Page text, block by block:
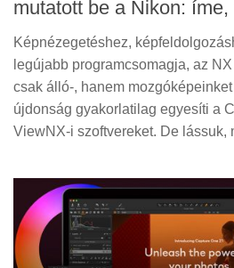
mutatott be a Nikon:
Képnézegetéshez,
legújabb programcsomagja, az
csak álló-, hanem
újdonság gyakorlatilag egyesíti a
ViewNX-i szoftvereket. De lássuk,